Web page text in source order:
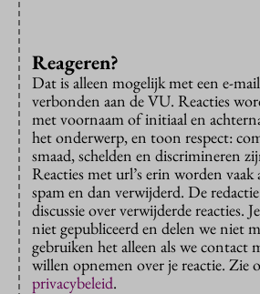
Reageren?
Dat is alleen mogelijk met een e-
verbonden aan de VU. Reacties
met voornaam of initiaal en
het onderwerp, en toon respect:
smaad, schelden en discrimineren
Reacties met url’s erin worden vaak
spam en dan verwijderd. De
discussie over verwijderde reacties.
niet gepubliceerd en delen we niet
gebruiken het alleen als we contact
willen opnemen over je reactie. Zie
privacybeleid.